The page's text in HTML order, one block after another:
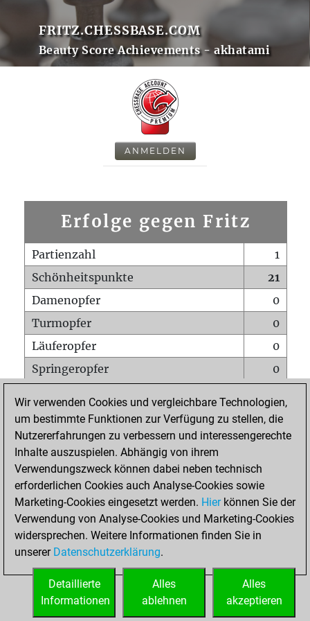
FRITZ.CHESSBASE.COM
Beauty Score Achievements - akhatami
ANMELDEN
Erfolge gegen Fritz
Partienzahl
1
Schönheitspunkte
21
Damenopfer
0
Turmopfer
0
Läuferopfer
0
Springeropfer
0
Matt auf vollem Brett
0
Bauer setzt Matt
0
Erstickte Matts
Unterverwandlungen
Türme auf der siebten
0
STARTSEITE
Wir verwenden Cookies und vergleichbare Technologien,
um bestimmte Funktionen zur Verfügung zu stellen, die
Nutzererfahrungen zu verbessern und interessengerechte
Inhalte auszuspielen. Abhängig von ihrem
Verwendungszweck können dabei neben technisch
erforderlichen Cookies auch Analyse-Cookies sowie
Marketing-Cookies eingesetzt werden. Hierkönnen Sie der
Verwendung von Analyse-Cookies und Marketing-Cookies
widersprechen. Weitere Informationen finden Sie in
unserer Datenschutzerklärung.
Alles
akzeptieren
Alles
ablehnen
Detaillierte
Informationen